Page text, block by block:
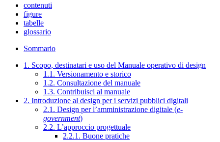
contenuti
figure
tabelle
glossario
Sommario
1. Scopo, destinatari e uso del Manuale operativo di design
1.1. Versionamento e storico
1.2. Consultazione del manuale
1.3. Contribuisci al manuale
2. Introduzione al design per i servizi pubblici digitali
2.1. Design per l’amministrazione digitale (e-
government)
2.2. L’approccio progettuale
2.2.1. Buone pratiche